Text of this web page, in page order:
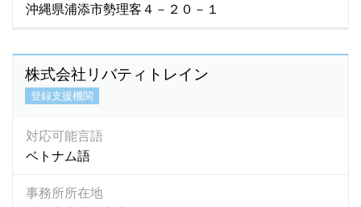
沖縄県浦添市勢理客４－２０－１
株式会社リバティトレイン
登録支援機関
対応可能言語
ベトナム語
事務所所在地